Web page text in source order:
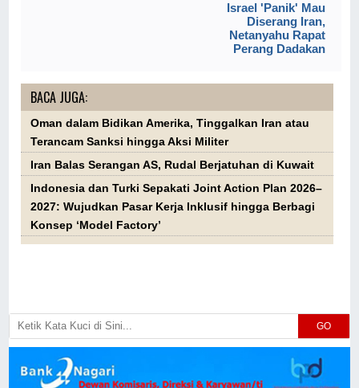
Israel 'Panik' Mau
Diserang Iran,
Netanyahu Rapat
Perang Dadakan
BACA JUGA:
Oman dalam Bidikan Amerika, Tinggalkan Iran atau
Terancam Sanksi hingga Aksi Militer
Iran Balas Serangan AS, Rudal Berjatuhan di Kuwait
Indonesia dan Turki Sepakati Joint Action Plan 2026–
2027: Wujudkan Pasar Kerja Inklusif hingga Berbagi
Konsep ‘Model Factory’
GO